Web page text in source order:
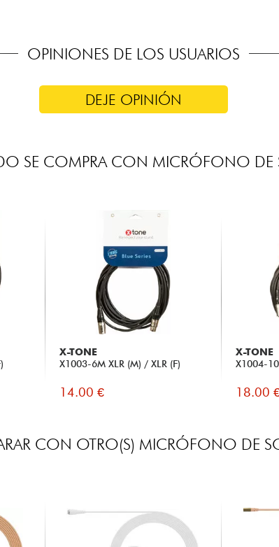
OPINIONES DE LOS USUARIOS
DEJE OPINIÓN
SE COMPRA CON MICRÓFONO DE
X-TONE
X1003-6M XLR (M) / XLR (F)
14.00 €
X-TONE
X1004-
18.00
CON OTRO(S) MICRÓFONO DE